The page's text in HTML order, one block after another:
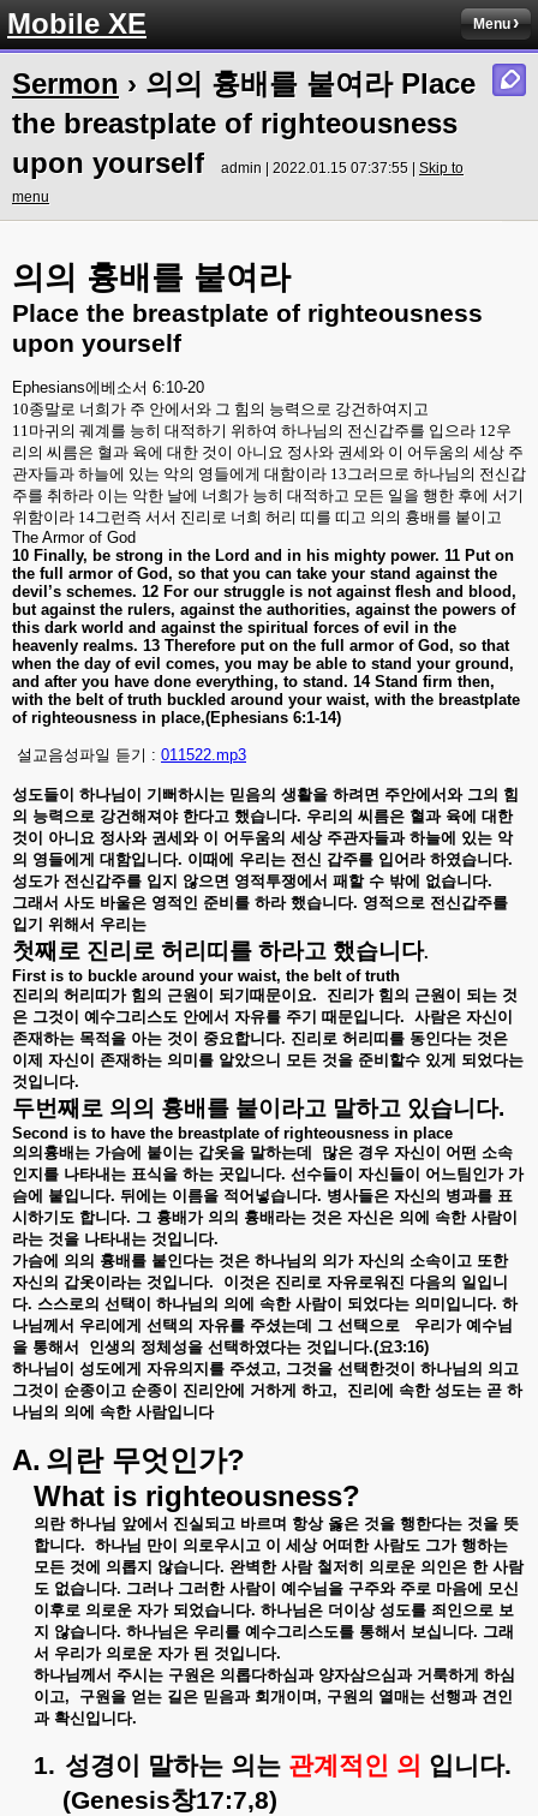
Mobile XE Menu
Sermon › 의의 흉배를 붙여라 Place
the breastplate of righteousness
upon yourself
admin | 2022.01.15 07:37:55 | Skip to
menu
의의 흉배를 붙여라
Place the breastplate of righteousness
upon yourself
Ephesians에베소서 6:10-20
10종말로 너희가 주 안에서와 그 힘의 능력으로 강건하여지고
11마귀의 궤계를 능히 대적하기 위하여 하나님의 전신갑주를 입으라 12우
리의 씨름은 혈과 육에 대한 것이 아니요 정사와 권세와 이 어두움의 세상 주
관자들과 하늘에 있는 악의 영들에게 대함이라 13그러므로 하나님의 전신갑
주를 취하라 이는 악한 날에 너희가 능히 대적하고 모든 일을 행한 후에 서기
위함이라 14그런즉 서서 진리로 너희 허리 띠를 띠고 의의 흉배를 붙이고
The Armor of God
10 Finally, be strong in the Lord and in his mighty power. 11 Put on
the full armor of God, so that you can take your stand against the
devil’s schemes. 12 For our struggle is not against flesh and blood,
but against the rulers, against the authorities, against the powers of
this dark world and against the spiritual forces of evil in the
heavenly realms. 13 Therefore put on the full armor of God, so that
when the day of evil comes, you may be able to stand your ground,
and after you have done everything, to stand. 14 Stand firm then,
with the belt of truth buckled around your waist, with the breastplate
of righteousness in place,(Ephesians 6:1-14)
설교음성파일 듣기 : 011522.mp3
성도들이 하나님이 기뻐하시는 믿음의 생활을 하려면 주안에서와 그의 힘
의 능력으로 강건해져야 한다고 했습니다. 우리의 씨름은 혈과 육에 대한
것이
아니요 정사와 권세와 이 어두움의 세상 주관자들과 하늘에 있는 악
의 영들에게 대함입니다. 이때에 우리는 전신 갑주를 입어라 하였습니다.
성도가 전신갑주를 입지 않으면 영적투쟁에서 패할 수 밖에 없습니다.
그래서 사도 바울은 영적인 준비를 하라 했습니다. 영적으로 전신갑주를
입기 위해서 우리는
첫째로 진리로 허리띠를 하라고 했습니다.
First is to buckle around your waist, the belt of truth
진리의 허리띠가 힘의 근원이 되기때문이요. 진리가 힘의 근원이 되는 것
은 그것이 예수그리스도 안에서 자유를 주기 때문입니다. 사람은 자신이
존재하는 목적을 아는 것이 중요합니다. 진리로 허리띠를 동인다는 것은
이제 자신이 존재하는 의미를 알았으니 모든 것을 준비할수 있게 되었다는
것입니다.
두번째로 의의 흉배를 붙이라고 말하고 있습니다.
Second is to have the breastplate of righteousness in place
의의흉배는 가슴에 붙이는 갑옷을 말하는데 많은 경우 자신이 어떤 소속
인지를 나타내는 표식을 하는 곳입니다. 선수들이 자신들이 어느팀인가 가
슴에 붙입니다. 뒤에는 이름을 적어넣습니다. 병사들은 자신의 병과를 표
시하기도 합니다. 그 흉배가 의의 흉배라는 것은 자신은 의에 속한 사람이
라는 것을 나타내는 것입니다.
가슴에 의의 흉배를 붙인다는 것은 하나님의 의가 자신의 소속이고 또한
자신의 갑옷이라는 것입니다. 이것은 진리로 자유로워진 다음의 일입니
다. 스스로의 선택이 하나님의 의에 속한 사람이 되었다는 의미입니다. 하
나님께서 우리에게 선택의 자유를 주셨는데 그 선택으로 우리가 예수님
을 통해서 인생의 정체성을 선택하였다는 것입니다.(요3:16)
하나님이 성도에게 자유의지를 주셨고, 그것을 선택한것이 하나님의 의고
그것이
순종이고 순종이 진리안에 거하게 하고, 진리에 속한 성도는 곧 하
나님의 의에 속한 사람입니다
A. 의란 무엇인가?
What is righteousness?
의란 하나님 앞에서 진실되고 바르며 항상 옳은 것을 행한다는 것을 뜻
합니다. 하나님 만이 의로우시고 이 세상 어떠한 사람도 그가 행하는
모든 것에 의롭지 않습니다. 완벽한 사람 철저히 의로운 의인은 한 사람
도 없습니다. 그러나 그러한 사람이 예수님을 구주와 주로 마음에 모신
이후로 의로운 자가 되었습니다. 하나님은 더이상 성도를 죄인으로 보
지 않습니다. 하나님은 우리를 예수그리스도를 통해서 보십니다. 그래
서 우리가 의로운 자가 된 것입니다.
하나님께서 주시는 구원은 의롭다하심과 양자삼으심과 거룩하게 하심
이고, 구원을 얻는 길은 믿음과 회개이며 , 구원의 열매는 선행과 견인
과 확신입니다.
1. 성경이 말하는 의는 관계적인 의 입니다.
(Genesis창17:7,8)